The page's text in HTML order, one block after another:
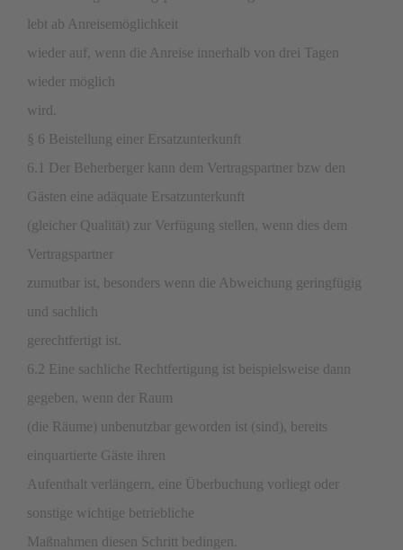
lebt ab Anreisemöglichkeit
wieder auf, wenn die Anreise innerhalb von drei Tagen
wieder möglich
wird.
§ 6 Beistellung einer Ersatzunterkunft
6.1 Der Beherberger kann dem Vertragspartner bzw den
Gästen eine adäquate Ersatzunterkunft
(gleicher Qualität) zur Verfügung stellen, wenn dies dem
Vertragspartner
zumutbar ist, besonders wenn die Abweichung geringfügig
und sachlich
gerechtfertigt ist.
6.2 Eine sachliche Rechtfertigung ist beispielsweise dann
gegeben, wenn der Raum
(die Räume) unbenutzbar geworden ist (sind), bereits
einquartierte Gäste ihren
Aufenthalt verlängern, eine Überbuchung vorliegt oder
sonstige wichtige betriebliche
Maßnahmen diesen Schritt bedingen.